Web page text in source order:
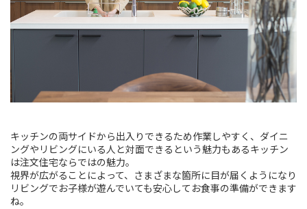
キッチンの両サイドから出入りできるため作業しやすく、ダイニ
ングやリビングにいる人と対面できるという魅力もあるキッチン
は注文住宅ならではの魅力。
視界が広がることによって、さまざまな箇所に目が届くようになり
リビングでお子様が遊んでいても安心してお食事の準備ができます
ね。